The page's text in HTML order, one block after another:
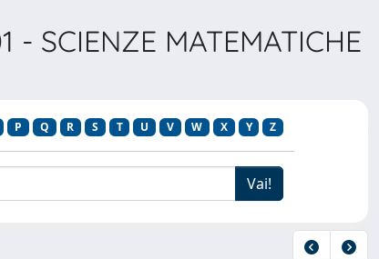
SCIENZE MATEMATICHE
P Q R S T U V W X Y Z